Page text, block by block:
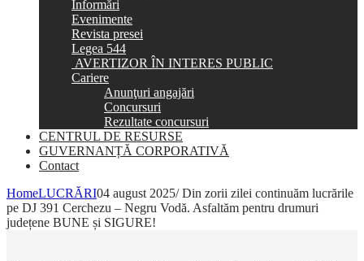
Informări
Evenimente
Revista presei
Legea 544
AVERTIZOR ÎN INTERES PUBLIC
Cariere
Anunţuri angajări
Concursuri
Rezultate concursuri
CENTRUL DE RESURSE
GUVERNANȚĂ CORPORATIVĂ
Contact
HomeLUCRĂRI04 august 2025/ Din zorii zilei continuăm lucrările
pe DJ 391 Cerchezu – Negru Vodă. Asfaltăm pentru drumuri
județene BUNE și SIGURE!